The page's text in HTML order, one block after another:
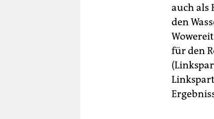
auch als
den
für den